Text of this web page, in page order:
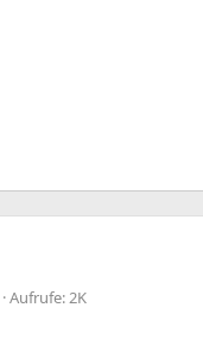
Aufrufe: 2K